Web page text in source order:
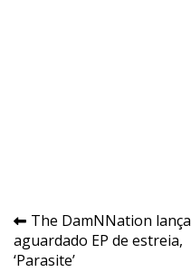
Navegação
de
The DamNNation lança
aguardado EP de estreia,
‘Parasite’